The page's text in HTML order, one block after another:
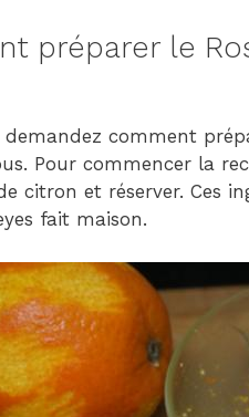
préparer le
demandez comment
Pour commencer la
citron et réserver. Ces
fait maison.